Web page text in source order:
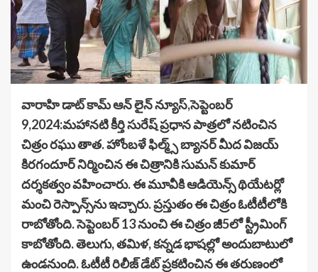
వారాహి డాట్ కామ్ ఆన్ లైన్ న్యూస్,సెప్టెంబర్
9,2024:మహానటి కీర్తి సురేష్ ప్రధాన పాత్రలో నటించిన
చిత్రం రఘు తాత. హోంబళే ఫిల్మ్స్ బ్యానర్ మీద విజయ్
కిరగందూర్ నిర్మించిన ఈ చిత్రానికి సుమన్ కుమార్
దర్శకత్వం వహించారు. ఈ మూవీకి ఆడియెన్స్ థియేటర్లో
మంచి రెస్పాన్స్‌ను ఇచ్చారు. ప్రస్తుతం ఈ చిత్రం ఓటీటీలోకి
రాబోతోంది. సెప్టెంబర్ 13 నుంచి ఈ చిత్రం జీ5లో స్ట్రీమింగ్
కాబోతోంది. తెలుగు, తమిళ, కన్నడ భాషల్లో అందుబాటులో
ఉండనుంది. ఓటీటీ రిలీజ్ డేట్ ప్రకటించిన ఈ తరుణంలో